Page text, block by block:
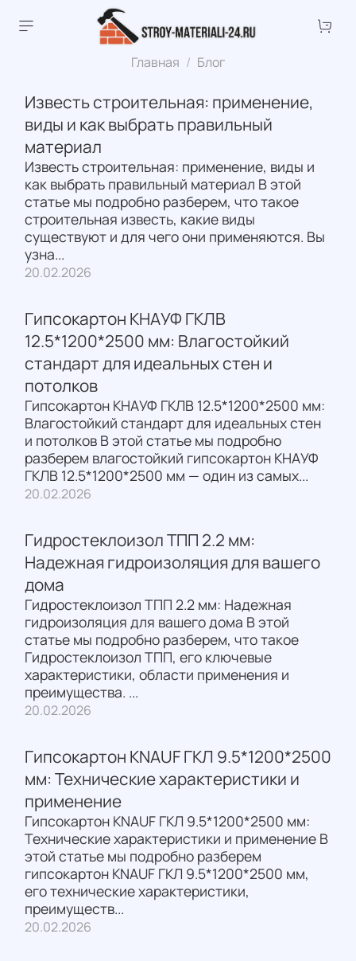
Главная Блог
Известь строительная: применение,
виды и как выбрать правильный
материал
Известь строительная: применение, виды и
как выбрать правильный материал В этой
статье мы подробно разберем, что такое
строительная известь, какие виды
существуют и для чего они применяются. Вы
узна...
20.02.2026
Гипсокартон КНАУФ ГКЛВ
12.5*1200*2500 мм: Влагостойкий
стандарт для идеальных стен и
потолков
Гипсокартон КНАУФ ГКЛВ 12.5*1200*2500 мм:
Влагостойкий стандарт для идеальных стен
и потолков В этой статье мы подробно
разберем влагостойкий гипсокартон КНАУФ
ГКЛВ 12.5*1200*2500 мм — один из самых...
20.02.2026
Гидростеклоизол ТПП 2.2 мм:
Надежная гидроизоляция для вашего
дома
Гидростеклоизол ТПП 2.2 мм: Надежная
гидроизоляция для вашего дома В этой
статье мы подробно разберем, что такое
Гидростеклоизол ТПП, его ключевые
характеристики, области применения и
преимущества. ...
20.02.2026
Гипсокартон KNAUF ГКЛ 9.5*1200*2500
мм: Технические характеристики и
применение
Гипсокартон KNAUF ГКЛ 9.5*1200*2500 мм:
Технические характеристики и применение В
этой статье мы подробно разберем
гипсокартон KNAUF ГКЛ 9.5*1200*2500 мм,
его технические характеристики,
преимуществ...
20.02.2026